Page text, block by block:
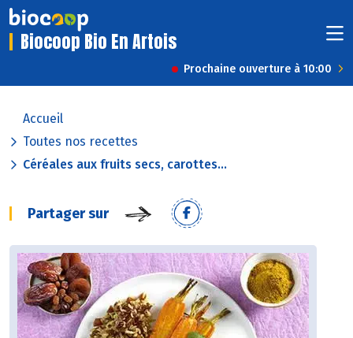
Biocoop Bio En Artois
Prochaine ouverture à 10:00
Accueil
Toutes nos recettes
Céréales aux fruits secs, carottes...
Partager sur